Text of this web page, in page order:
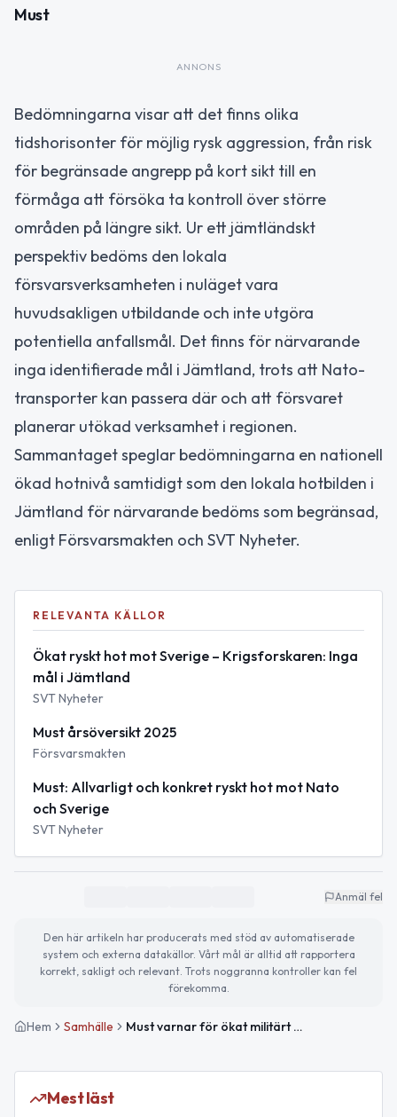
Must
ANNONS
Bedömningarna visar att det finns olika
tidshorisonter för möjlig rysk aggression, från risk
för begränsade angrepp på kort sikt till en
förmåga att försöka ta kontroll över större
områden på längre sikt. Ur ett jämtländskt
perspektiv bedöms den lokala
försvarsverksamheten i nuläget vara
huvudsakligen utbildande och inte utgöra
potentiella anfallsmål. Det finns för närvarande
inga identifierade mål i Jämtland, trots att Nato-
transporter kan passera där och att försvaret
planerar utökad verksamhet i regionen.
Sammantaget speglar bedömningarna en nationell
ökad hotnivå samtidigt som den lokala hotbilden i
Jämtland för närvarande bedöms som begränsad,
enligt Försvarsmakten och SVT Nyheter.
RELEVANTA KÄLLOR
Ökat ryskt hot mot Sverige – Krigsforskaren: Inga
mål i Jämtland
SVT Nyheter
Must årsöversikt 2025
Försvarsmakten
Must: Allvarligt och konkret ryskt hot mot Nato
och Sverige
SVT Nyheter
Anmäl fel
Den här artikeln har producerats med stöd av automatiserade
system och externa datakällor. Vårt mål är alltid att rapportera
korrekt, sakligt och relevant. Trots noggranna kontroller kan fel
förekomma.
Hem Samhälle Must varnar för ökat militärt hot från Ryssland mot Sverige
Mest läst